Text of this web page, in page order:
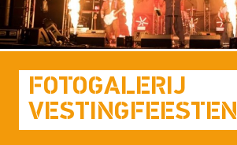
FOTOGALERIJ
VESTINGFEESTEN